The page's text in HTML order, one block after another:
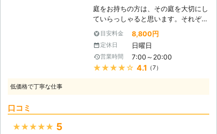
庭をお持ちの方は、その庭を大切にし
ていらっしゃると思います。それぞれ
木花に愛情を注いであげていることか
と思います。しかし、だからこそ時に
処分を検討しないといけない時がある
のです。庭木が思った以上に育ちすぎ
てしまい、自分では処理できなくなっ
目安料金 8,800円
定休日 日曜日
営業時間 7:00～20:00
★★★★★ 4.1 （7）
低価格で丁寧な仕事
口コミ
★★★★★ 5